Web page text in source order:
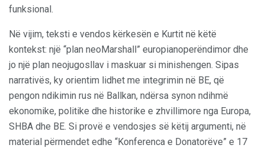
funksional.
Në vijim, teksti e vendos kërkesën e Kurtit në këtë
kontekst: një “plan neoMarshall” europianoperëndimor dhe
jo një plan neojugosllav i maskuar si minishengen. Sipas
narrativës, ky orientim lidhet me integrimin në BE, që
pengon ndikimin rus në Ballkan, ndërsa synon ndihmë
ekonomike, politike dhe historike e zhvillimore nga Europa,
SHBA dhe BE. Si provë e vendosjes së këtij argumenti, në
material përmendet edhe “Konferenca e Donatorëve” e 17